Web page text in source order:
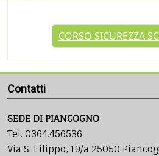
CORSO SICUREZZA
Contatti
SEDE DI PIANCOGNO
Tel. 0364.456536
Via S. Filippo, 19/a 25050